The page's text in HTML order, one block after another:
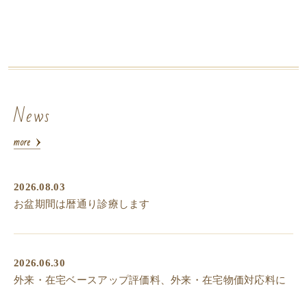
News
2026.08.03
お盆期間は暦通り診療します
2026.06.30
外来・在宅ベースアップ評価料、外来・在宅物価対応料に